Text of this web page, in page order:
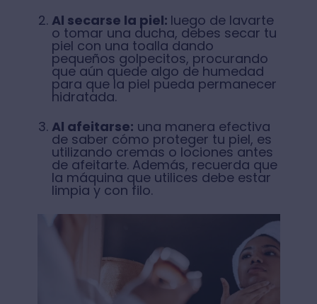
Al secarse la piel: luego de lavarte
o tomar una ducha, debes secar tu
piel con una toalla dando
pequeños golpecitos, procurando
que aún quede algo de humedad
para que la piel pueda permanecer
hidratada.
Al afeitarse: una manera efectiva
de saber cómo proteger tu piel, es
utilizando cremas o lociones antes
de afeitarte. Además, recuerda que
la máquina que utilices debe estar
limpia y con filo.